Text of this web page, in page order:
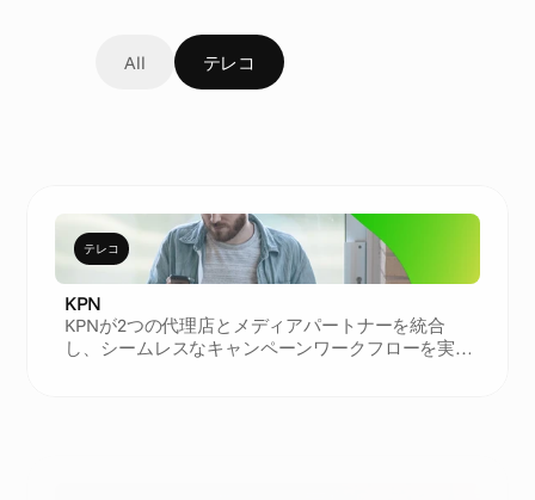
All テレコ
テレコ
KPN
KPNが2つの代理店とメディアパートナーを統合
し、シームレスなキャンペーンワークフローを実